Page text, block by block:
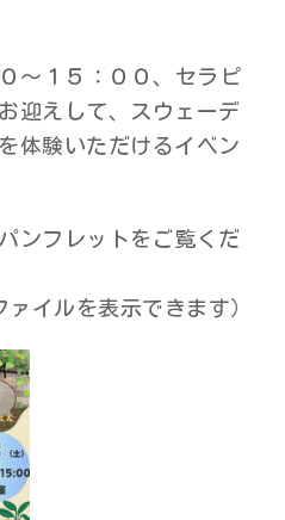
～１５：００、セラピ
迎えして、スウェーデ
体験いただけるイベン
ンフレットをご覧くだ
ァイルを表示できます）